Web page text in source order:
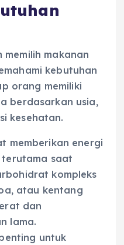
makanan
kebutuhan
orang memiliki
berdasarkan usia,
kesehatan.
memberikan energi
saat
kompleks
atau kentang
dan
lama.
untuk